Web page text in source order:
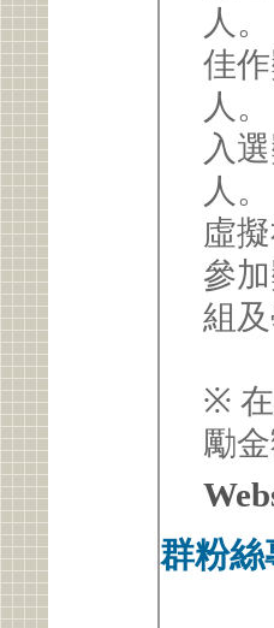
人。
佳作獎：
人。
入選獎
人。
參
組
※
勵金
群粉絲